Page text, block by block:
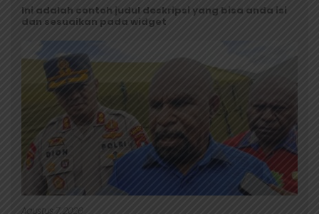
Ini adalah contoh judul deskripsi yang bisa anda isi
dan sesuaikan pada widget
Agustus 7, 2026